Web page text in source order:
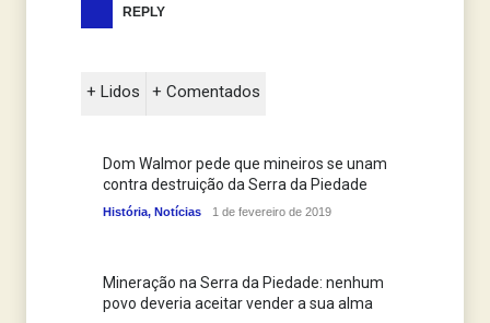
REPLY
+ Lidos + Comentados
Dom Walmor pede que mineiros se unam
contra destruição da Serra da Piedade
História, Notícias 1 de fevereiro de 2019
Mineração na Serra da Piedade: nenhum
povo deveria aceitar vender a sua alma